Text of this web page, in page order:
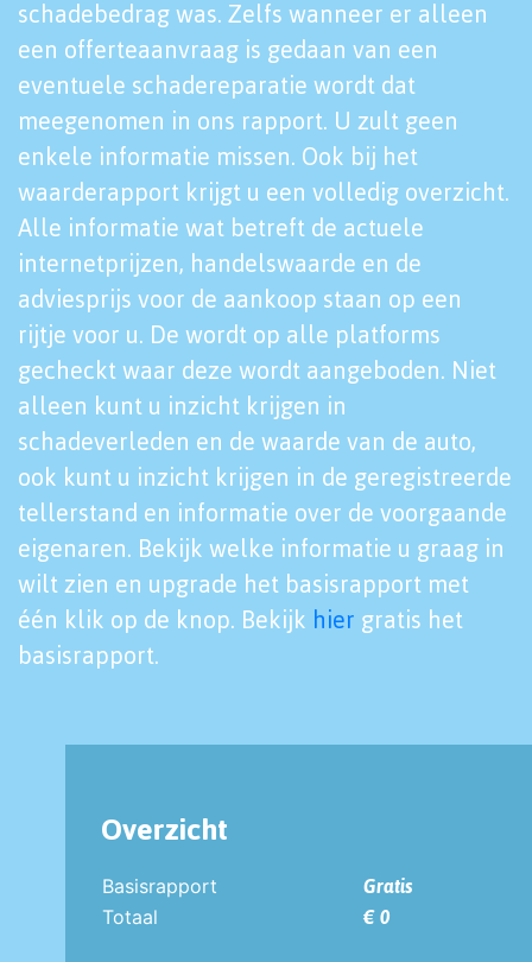
schadebedrag was. Zelfs wanneer er alleen
een offerteaanvraag is gedaan van een
eventuele schadereparatie wordt dat
meegenomen in ons rapport. U zult geen
enkele informatie missen. Ook bij het
waarderapport krijgt u een volledig overzicht.
Alle informatie wat betreft de actuele
internetprijzen, handelswaarde en de
adviesprijs voor de aankoop staan op een
rijtje voor u. De wordt op alle platforms
gecheckt waar deze wordt aangeboden. Niet
alleen kunt u inzicht krijgen in
schadeverleden en de waarde van de auto,
ook kunt u inzicht krijgen in de geregistreerde
tellerstand en informatie over de voorgaande
eigenaren. Bekijk welke informatie u graag in
wilt zien en upgrade het basisrapport met
één klik op de knop. Bekijk hier gratis het
basisrapport.
Overzicht
Basisrapport
Gratis
Totaal
€ 0